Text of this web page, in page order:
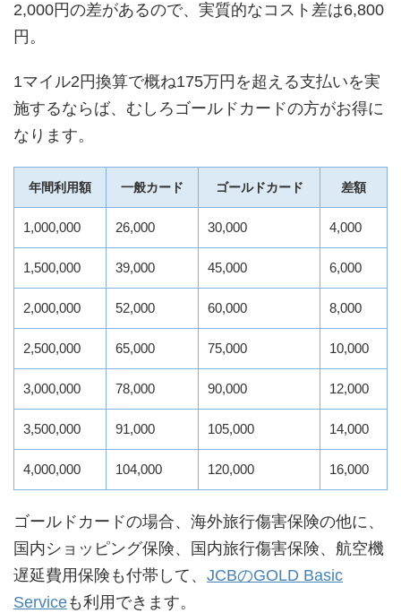
2,000円の差があるので、実質的なコスト差は6,800
円。
1マイル2円換算で概ね175万円を超える支払いを実
施するならば、むしろゴールドカードの方がお得に
なります。
年間利用額 一般カード ゴールドカード 差額
1,000,000 26,000 30,000 4,000
1,500,000 39,000 45,000 6,000
2,000,000 52,000 60,000 8,000
2,500,000 65,000 75,000 10,000
3,000,000 78,000 90,000 12,000
3,500,000 91,000 105,000 14,000
4,000,000 104,000 120,000 16,000
ゴールドカードの場合、海外旅行傷害保険の他に、
国内ショッピング保険、国内旅行傷害保険、航空機
遅延費用保険も付帯して、 JCBのGOLD Basic
Serviceも利用できます。